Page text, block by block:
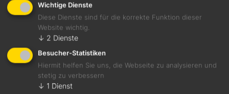
Schwüles Tropenbukett mit nassem Boden, gelber Kiwi
und reifer Mango. Schmelzig wie Kokosmulch,
fruchtgeprägt. Durchgängiger Stil.
Foodpairing-Empfehlung
Wichtige Dienste
Diese Dienste sind für die korrekte Funktion dieser
Website wichtig.
↓ 2 Dienste
Besucher-Statistiken
Hiermit helfen Sie uns, die Webseite zu analysieren und
stetig zu verbessern
↓ 1 Dienst